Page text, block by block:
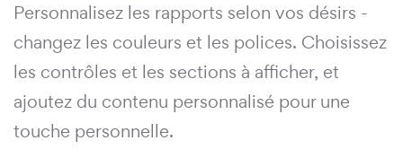
Personnalisez les rapports selon vos désirs -
changez les couleurs et les polices. Choisissez
les contrôles et les sections à afficher, et
ajoutez du contenu personnalisé pour une
touche personnelle.